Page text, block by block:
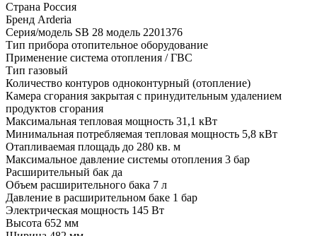
Страна Россия
Бренд Arderia
Серия/модель SB 28 модель 2201376
Тип прибора отопительное оборудование
Применение система отопления / ГВС
Тип газовый
Количество контуров одноконтурный (отопление)
Камера сгорания закрытая с принудительным удалением
продуктов сгорания
Максимальная тепловая мощность 31,1 кВт
Минимальная потребляемая тепловая мощность 5,8 кВт
Отапливаемая площадь до 280 кв. м
Максимальное давление системы отопления 3 бар
Расширительный бак да
Объем расширительного бака 7 л
Давление в расширительном баке 1 бар
Электрическая мощность 145 Вт
Высота 652 мм